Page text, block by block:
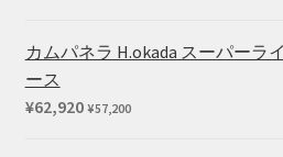
価
の
カムパネラ H.okada スーパーラ
ース
¥62,920 ¥57,200